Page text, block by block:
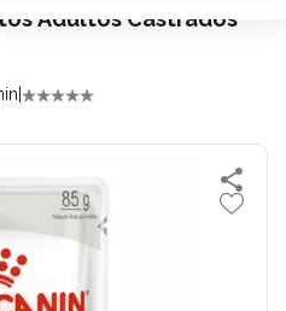
Adultos Castrados